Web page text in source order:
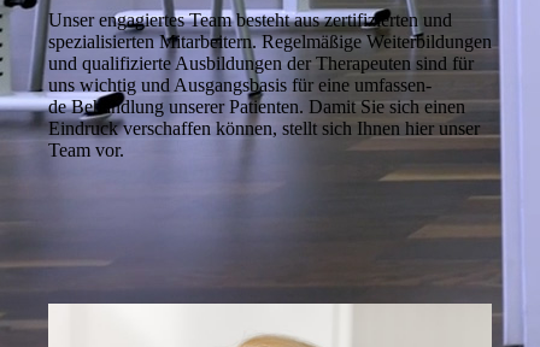
Unser engagiertes Team besteht aus zertifizierten und
spezialisierten Mitarbeitern. Regel­mäßige Weiter­bildungen
und qualifizierte Ausbildungen der Therapeuten sind für
uns wichtig und Aus­gangs­­basis für eine um­fas­sen­
de Behandlung unserer Patienten. Damit Sie sich einen
Eindruck verschaffen können, stellt sich Ihnen hier unser
Team vor.